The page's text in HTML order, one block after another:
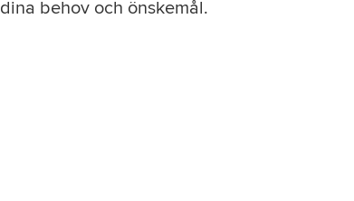
dina behov och önskemål.